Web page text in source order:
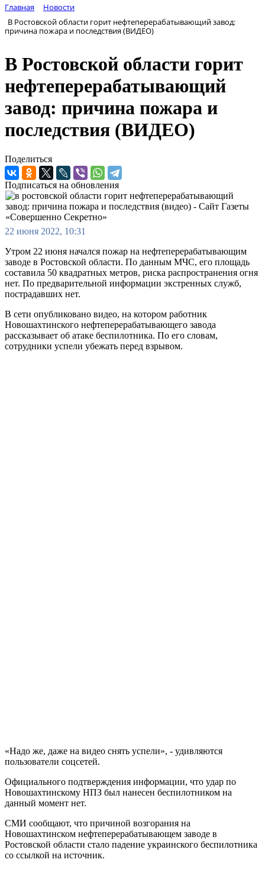
Главная
Новости
В Ростовской области горит нефтеперерабатывающий завод:
причина пожара и последствия (ВИДЕО)
В Ростовской области горит
нефтеперерабатывающий
завод: причина пожара и
последствия (ВИДЕО)
Поделиться
Подписаться на обновления
22 июня 2022, 10:31
Утром 22 июня начался пожар на нефтеперерабатывающим
заводе в Ростовской области. По данным МЧС, его площадь
составила 50 квадратных метров, риска распространения огня
нет. По предварительной информации экстренных служб,
пострадавших нет.
В сети опубликовано видео, на котором работник
Новошахтинского нефтеперерабатывающего завода
рассказывает об атаке беспилотника. По его словам,
сотрудники успели убежать перед взрывом.
«Надо же, даже на видео снять успели», - удивляются
пользователи соцсетей.
Официального подтверждения информации, что удар по
Новошахтинскому НПЗ был нанесен беспилотником на
данный момент нет.
СМИ сообщают, что причиной возгорания на
Новошахтинском нефтеперерабатывающем заводе в
Ростовской области стало падение украинского беспилотника
со ссылкой на источник.